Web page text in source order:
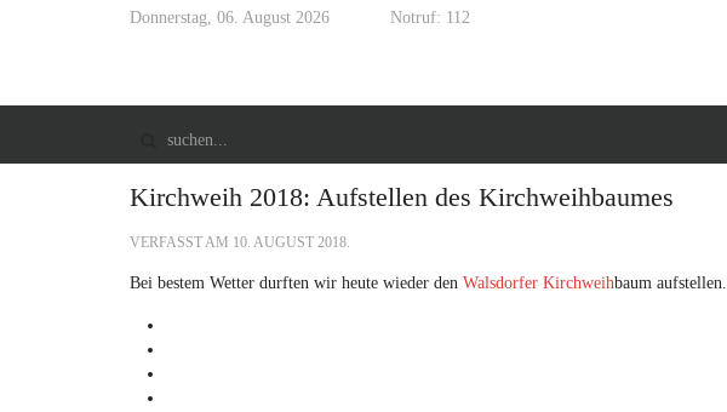
Donnerstag, 06. August 2026 Notruf: 112
Kirchweih 2018: Aufstellen des Kirchweihbaumes
VERFASST AM 10. AUGUST 2018.
Bei bestem Wetter durften wir heute wieder den Walsdorfer Kirchweihbaum aufstellen.